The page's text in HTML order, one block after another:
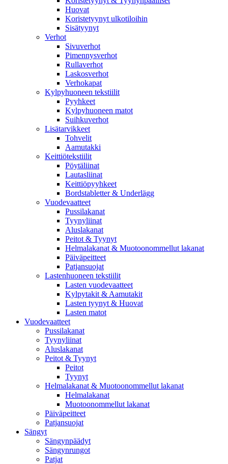
Huovat
Koristetyynyt ulkotiloihin
Sisätyynyt
Verhot
Sivuverhot
Pimennysverhot
Rullaverhot
Laskosverhot
Verhokapat
Kylpyhuoneen tekstiilit
Pyyhkeet
Kylpyhuoneen matot
Suihkuverhot
Lisätarvikkeet
Tohvelit
Aamutakki
Keittiötekstiilit
Pöytäliinat
Lautasliinat
Keittiöpyyhkeet
Bordstabletter & Underlägg
Vuodevaatteet
Pussilakanat
Tyynyliinat
Aluslakanat
Peitot & Tyynyt
Helmalakanat & Muotoonommellut lakanat
Päiväpeitteet
Patjansuojat
Lastenhuoneen tekstiilit
Lasten vuodevaatteet
Kylpytakit & Aamutakit
Lasten tyynyt & Huovat
Lasten matot
Vuodevaatteet
Pussilakanat
Tyynyliinat
Aluslakanat
Peitot & Tyynyt
Peitot
Tyynyt
Helmalakanat & Muotoonommellut lakanat
Helmalakanat
Muotoonommellut lakanat
Päiväpeitteet
Patjansuojat
Sängyt
Sängynpäädyt
Sängynrungot
Patjat